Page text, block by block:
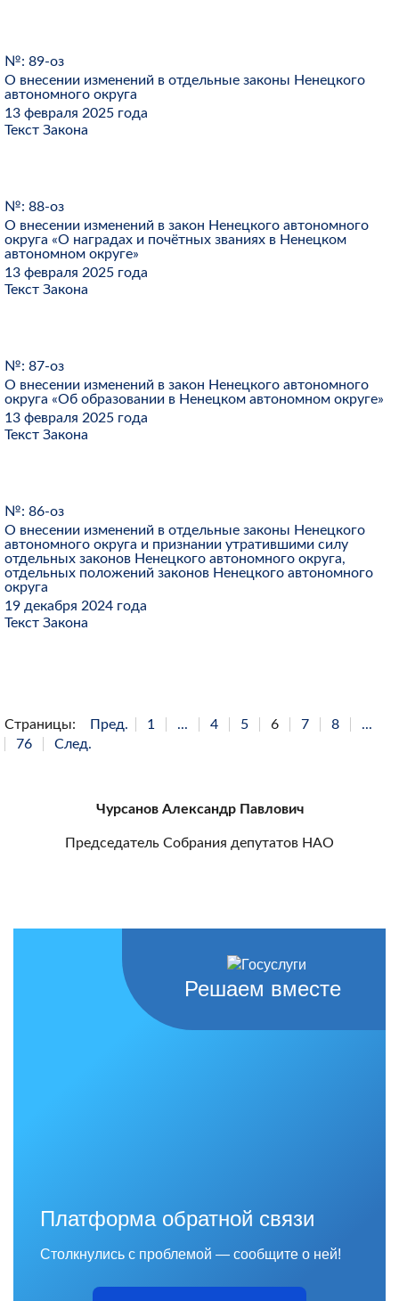
№: 89-оз
О внесении изменений в отдельные законы Ненецкого
автономного округа
13 февраля 2025 года
Текст Закона
№: 88-оз
О внесении изменений в закон Ненецкого автономного
округа «О наградах и почётных званиях в Ненецком
автономном округе»
13 февраля 2025 года
Текст Закона
№: 87-оз
О внесении изменений в закон Ненецкого автономного
округа «Об образовании в Ненецком автономном округе»
13 февраля 2025 года
Текст Закона
№: 86-оз
О внесении изменений в отдельные законы Ненецкого
автономного округа и признании утратившими силу
отдельных законов Ненецкого автономного округа,
отдельных положений законов Ненецкого автономного
округа
19 декабря 2024 года
Текст Закона
Страницы: Пред. 1 ... 4 5 6 7 8
...
76
След.
Чурсанов Александр Павлович
Председатель Собрания депутатов НАО
Решаем вместе
Платформа обратной связи
Столкнулись с проблемой — сообщите о ней!